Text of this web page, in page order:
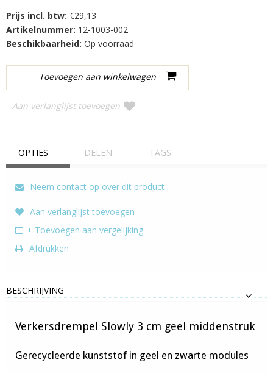
Prijs incl. btw: €29,13
Artikelnummer: 12-1003-002
Beschikbaarheid: Op voorraad
Aan verlanglijst toevoegen
OPTIES DELEN TAGS
Neem contact op over dit product
Aan verlanglijst toevoegen
+ Toevoegen aan vergelijking
Afdrukken
BESCHRIJVING
Verkersdrempel Slowly 3 cm geel middenstruk
Gerecycleerde kunststof in geel en zwarte modules